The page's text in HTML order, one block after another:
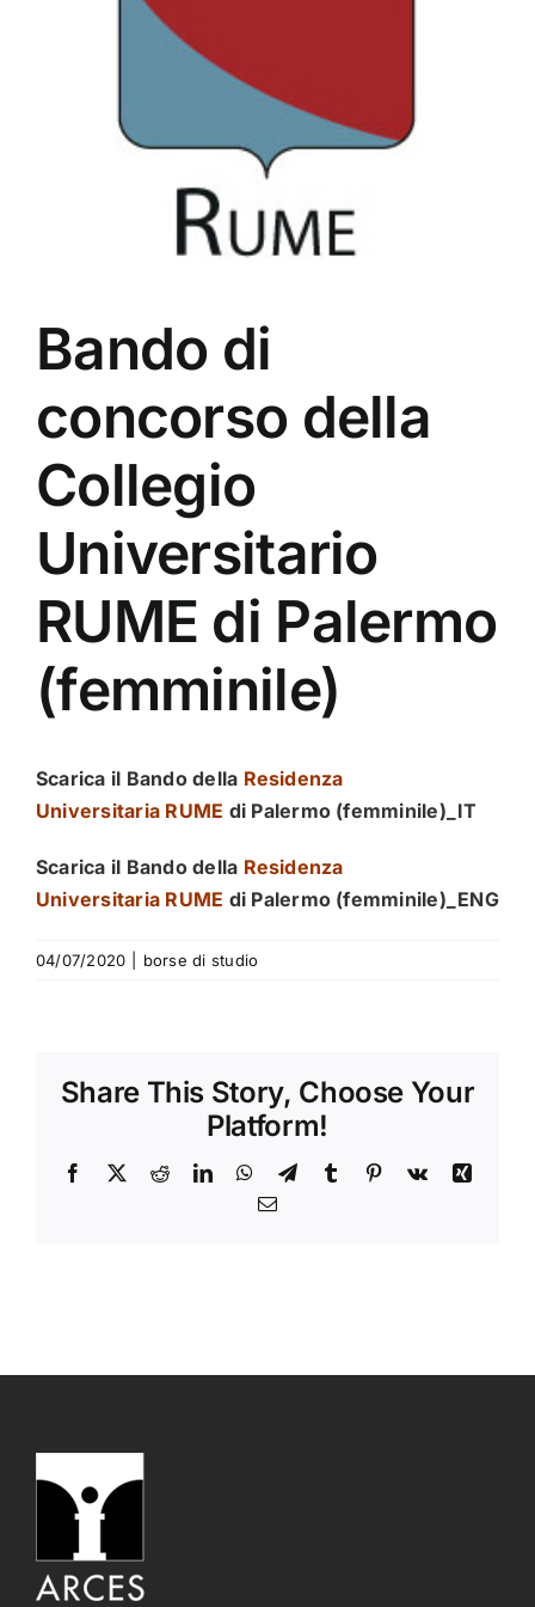
Bando di
concorso della
Collegio
Universitario
RUME di Palermo
(femminile)
Scarica il Bando della Residenza
Universitaria RUME di Palermo (femminile)_IT
Scarica il Bando della Residenza
Universitaria RUME di Palermo (femminile) _ENG
04/07/2020 borse di studio
Share This Story, Choose Your
Platform!
Facebook
X RedditLinkedInWhatsApp
TelegramTumblr Pinterest
Vk
Xing
Email